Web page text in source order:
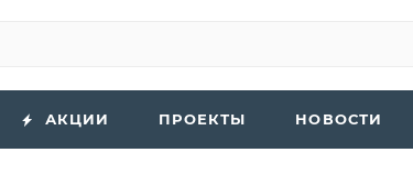
АКЦИИ ПРОЕКТЫ НОВОСТИ